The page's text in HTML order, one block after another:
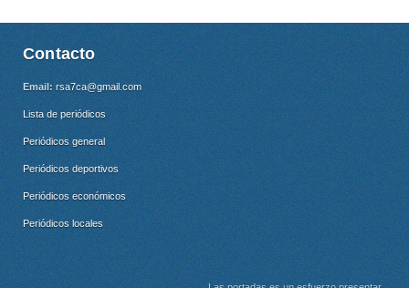
Contacto
Email: rsa7ca@gmail.com
Lista de periódicos
Periódicos general
Periódicos deportivos
Periódicos económicos
Periódicos locales